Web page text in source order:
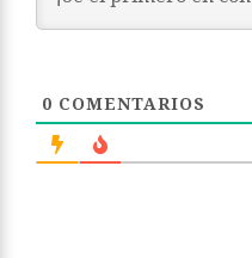
0 COMENTARIOS